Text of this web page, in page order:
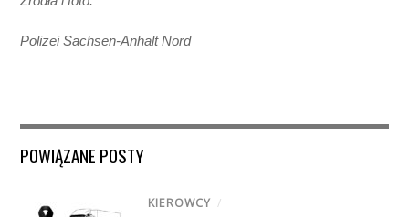
Polizei Sachsen-Anhalt Nord
POWIĄZANE POSTY
KIEROWCY /